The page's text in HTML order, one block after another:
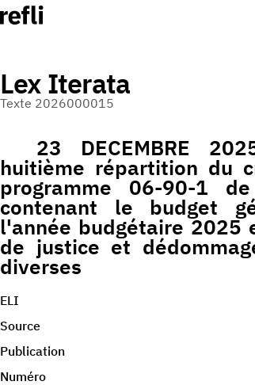
Lex Iterata
Texte 2026000015
23 DECEMBRE
huitième répartition du
programme 06-90-1
contenant le budget
l'année budgétaire 2025
de justice et
diverses
ELI
Source
Publication
Numéro